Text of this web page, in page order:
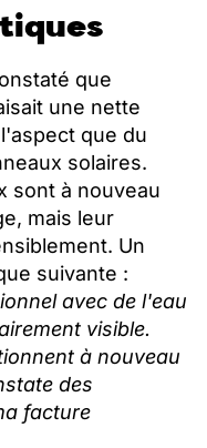
que
une nette
que du
solaires.
sont à nouveau
mais leur
Un
suivante :
avec de l'eau
visible.
à nouveau
des
facture